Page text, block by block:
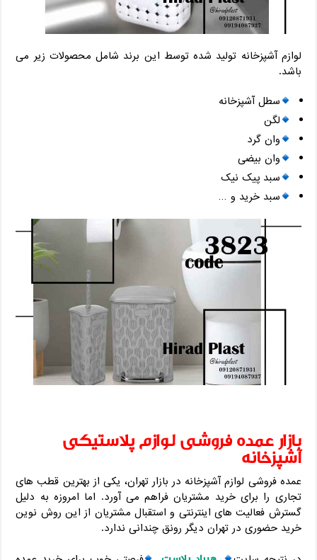
لوازم آشپزخانه تولید شده توسط این برند شامل محصولات زیر می
باشد.
سطل آشپزخانه
لگن
وان گرد
وان بیضی
سبد پیک نیک
سبد خرید و …
بازار عمده فروشی لوازم پلاستیکی
آشپزخانه
عمده فروشی لوازم آشپزخانه در بازار تهران، یکی از بهترین قطب های
تجاری را برای خرید مشتریان فراهم می آورد. اما امروزه به دلیل
گسترش فعالیت های اینترنتی و استقبال مشتریان از این روش نوین
خرید حضوری در تهران دیگر رونق چندانی ندارد.